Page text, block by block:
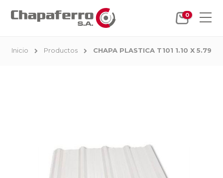
0
Inicio Productos CHAPA PLASTICA T101 1.10 X 5.79